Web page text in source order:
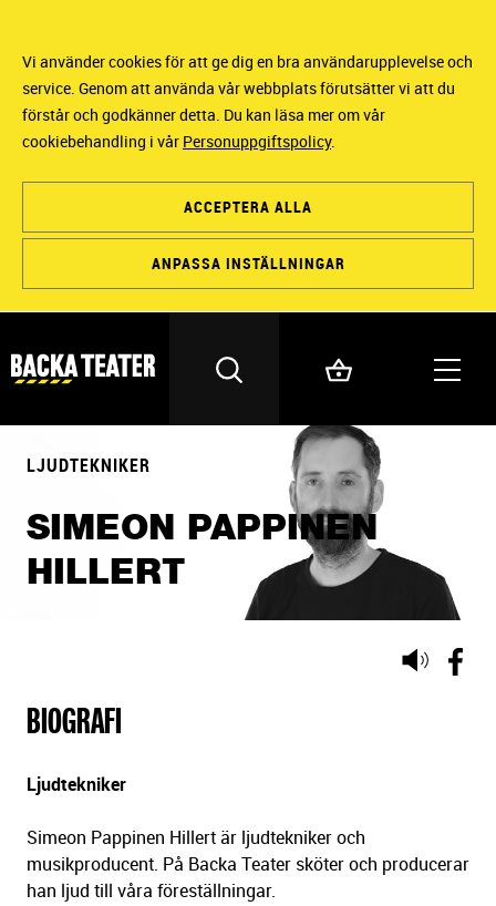
Vi använder cookies för att ge dig en bra användarupplevelse och
service. Genom att använda vår webbplats förutsätter vi att du
förstår och godkänner detta. Du kan läsa mer om vår
cookiebehandling i vår Personuppgiftspolicy.
ACCEPTERA ALLA
ANPASSA INSTÄLLNINGAR
LJUDTEKNIKER
SIMEON PAPPINEN
HILLERT
Lyssna
BIOGRAFI
Ljudtekniker
Simeon Pappinen Hillert är ljudtekniker och
musikproducent. På Backa Teater sköter och producerar
han ljud till våra föreställningar.